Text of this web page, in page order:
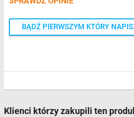
BĄDŹ PIERWSZYM KTÓRY
Klienci którzy zakupili ten